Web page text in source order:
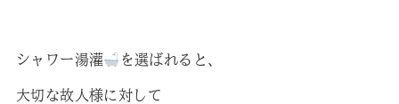
シャワー湯灌 を選ばれると、
大切な故人様に対して